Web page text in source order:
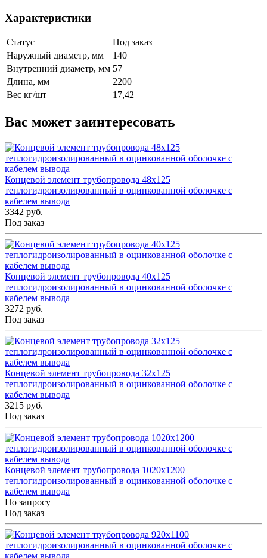
Характеристики
Статус
Под заказ
Наружный диаметр, мм
140
Внутренний диаметр, мм 57
Длина, мм
2200
Вес кг/шт
17,42
Вас может заинтересовать
Концевой элемент трубопровода 48x125
теплогидроизолированный в оцинкованной оболочке с
кабелем вывода
3342 руб.
Под заказ
Концевой элемент трубопровода 40x125
теплогидроизолированный в оцинкованной оболочке с
кабелем вывода
3272 руб.
Под заказ
Концевой элемент трубопровода 32x125
теплогидроизолированный в оцинкованной оболочке с
кабелем вывода
3215 руб.
Под заказ
Концевой элемент трубопровода 1020x1200
теплогидроизолированный в оцинкованной оболочке с
кабелем вывода
По запросу
Под заказ